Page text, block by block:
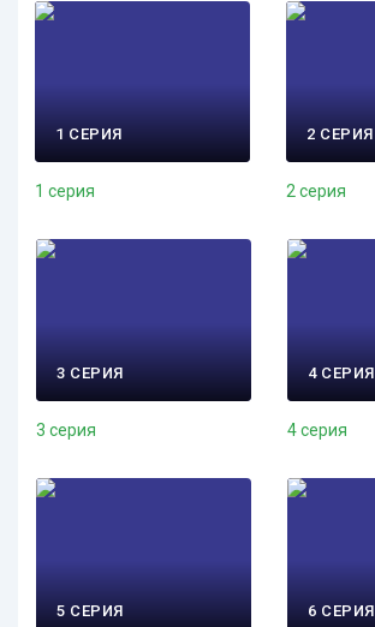
1 СЕРИЯ
1 серия
2 СЕРИЯ
2 серия
3 СЕРИЯ
3 серия
4 СЕРИЯ
4 серия
5 СЕРИЯ 6 СЕРИЯ